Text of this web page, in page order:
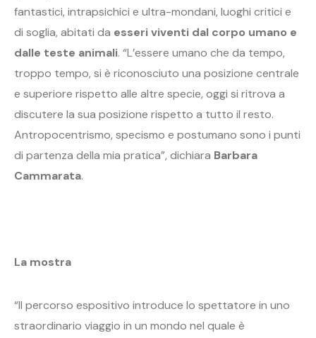
fantastici, intrapsichici e ultra-mondani, luoghi critici e
di soglia, abitati da esseri viventi dal corpo umano e
dalle teste animali. “L’essere umano che da tempo,
troppo tempo, si è riconosciuto una posizione centrale
e superiore rispetto alle altre specie, oggi si ritrova a
discutere la sua posizione rispetto a tutto il resto.
Antropocentrismo, specismo e postumano sono i punti
di partenza della mia pratica”, dichiara Barbara
Cammarata.
La mostra
“Il percorso espositivo introduce lo spettatore in uno
straordinario viaggio in un mondo nel quale è